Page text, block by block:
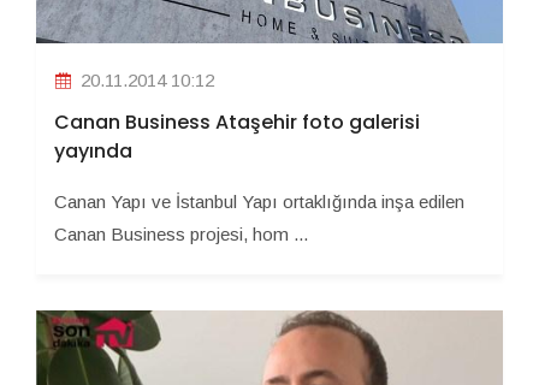
20.11.2014 10:12
Canan Business Ataşehir foto galerisi
yayında
Canan Yapı ve İstanbul Yapı ortaklığında inşa edilen
Canan Business projesi, hom ...